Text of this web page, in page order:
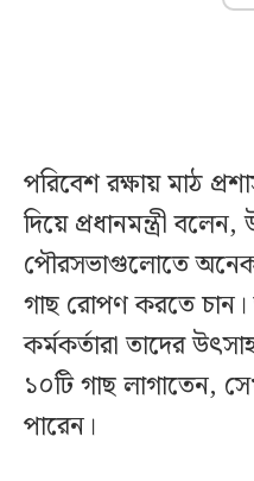
পরিবেশ রক্ষায় মাঠ
দিয়ে প্রধানমন্ত্রী
পৌরসভাগুলোতে অনেক
গাছ রোপণ করতে
কর্মকর্তারা তাদের
১০টি গাছ লাগাতেন,
পারেন।